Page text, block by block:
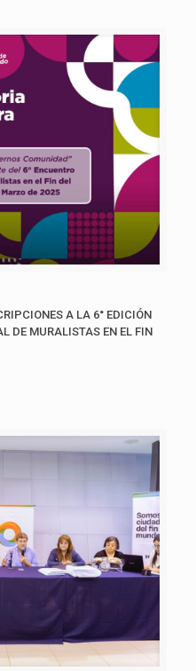
A LA 6° EDICIÓN
DE MURALISTAS EN EL FIN